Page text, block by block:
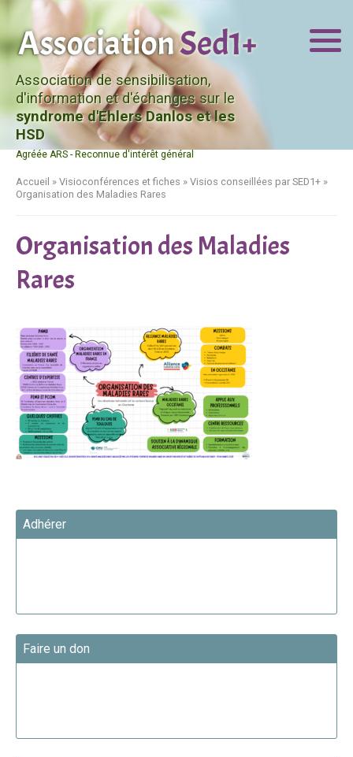
Association de sensibilisation,
d'information et d'échanges sur le
syndrome d'Ehlers Danlos et les
HSD
Agréée ARS - Reconnue d'intérêt général
Accueil » Visioconférences et fiches » Visios conseillées par SED1+ »
Organisation des Maladies Rares
Organisation des Maladies
Rares
Adhérer
Faire un don